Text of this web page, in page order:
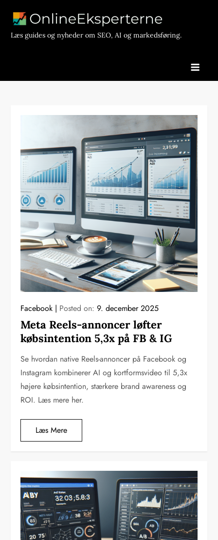
contentLæs guides og nyheder om SEO, AI og markedsføring.
Facebook Posted on:9. december 2025
Meta Reels-annoncer løfter
købsintention 5,3x på FB & IG
Se hvordan native Reels-annoncer på Facebook og
Instagram kombinerer AI og kortformsvideo til 5,3x
højere købsintention, stærkere brand awareness og
ROI. Læs mere her.
Læs Mere